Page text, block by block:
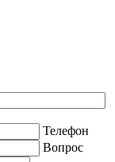
Телефон
Вопрос